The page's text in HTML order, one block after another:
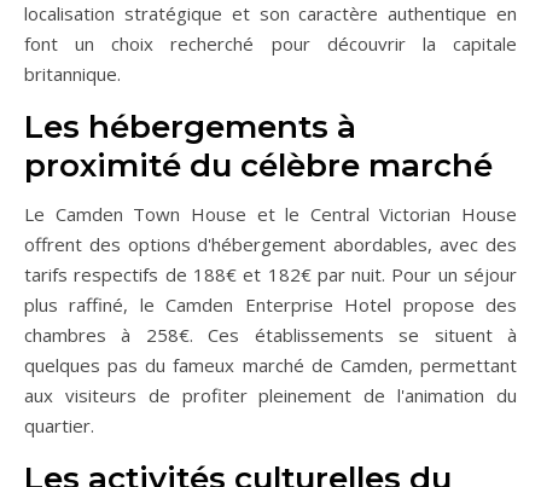
localisation stratégique et son caractère authentique en
font un choix recherché pour découvrir la capitale
britannique.
Les hébergements à
proximité du célèbre marché
Le Camden Town House et le Central Victorian House
offrent des options d'hébergement abordables, avec des
tarifs respectifs de 188€ et 182€ par nuit. Pour un séjour
plus raffiné, le Camden Enterprise Hotel propose des
chambres à 258€. Ces établissements se situent à
quelques pas du fameux marché de Camden, permettant
aux visiteurs de profiter pleinement de l'animation du
quartier.
Les activités culturelles du